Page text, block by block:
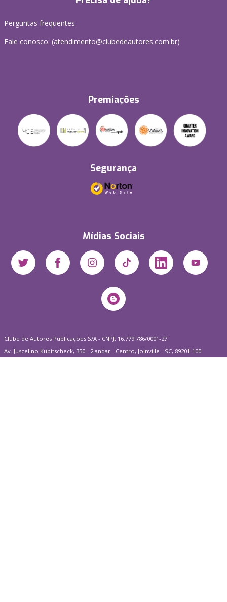
Perguntas frequentes
Fale conosco: (atendimento@clubedeautores.com.br)
Premiações
Segurança
Mídias Sociais
Clube de Autores Publicações S/A - CNPJ: 16.779.786/0001-27
Av. Juscelino Kubitscheck, 350 - 2 andar - Centro, Joinville - SC, 89201-100